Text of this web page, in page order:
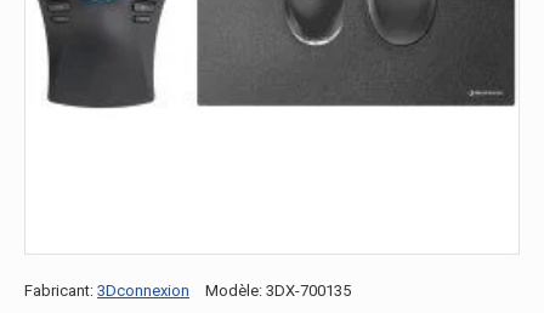
Fabricant: 3Dconnexion Modèle: 3DX-700135